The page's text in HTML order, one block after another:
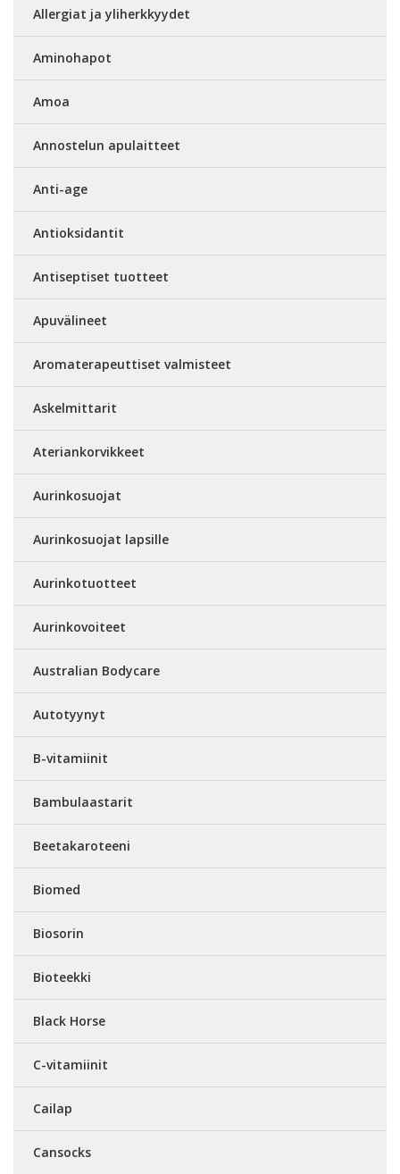
Allergiat ja yliherkkyydet
Aminohapot
Amoa
Annostelun apulaitteet
Anti-age
Antioksidantit
Antiseptiset tuotteet
Apuvälineet
Aromaterapeuttiset valmisteet
Askelmittarit
Ateriankorvikkeet
Aurinkosuojat
Aurinkosuojat lapsille
Aurinkotuotteet
Aurinkovoiteet
Australian Bodycare
Autotyynyt
B-vitamiinit
Bambulaastarit
Beetakaroteeni
Biomed
Biosorin
Bioteekki
Black Horse
C-vitamiinit
Cailap
Cansocks